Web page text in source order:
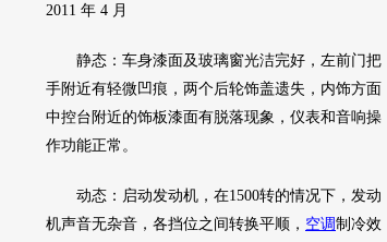
2011 年 4 月
静态：车身漆面及玻璃窗光洁完好，左前门把
手附近有轻微凹痕，两个后轮饰盖遗失，内饰方面
中控台附近的饰板漆面有脱落现象，仪表和音响操
作功能正常。
动态：启动发动机 ，在1500转的情况下， 发动
机声音无杂音，各挡位之间转换平顺， 空调制冷效